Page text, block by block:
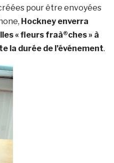
pour être envoyées
Hockney enverra
« fleurs fraà®ches » à
la durée de l’événement.